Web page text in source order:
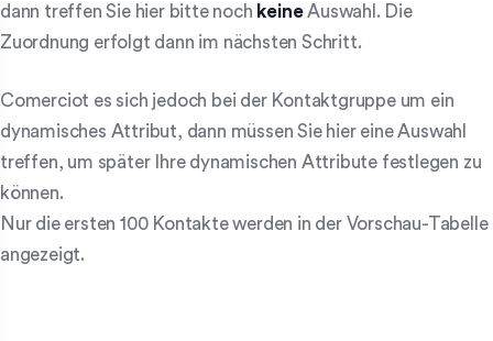
dann treffen Sie hier bitte noch keineAuswahl. Die
Zuordnung erfolgt dann im nächsten Schritt.
Comerciot es sich jedoch bei der Kontaktgruppe um ein
dynamisches Attribut, dann müssen Sie hier eine Auswahl
treffen, um später Ihre dynamischen Attribute festlegen zu
können.
Nur die ersten 100 Kontakte werden in der Vorschau-Tabelle
angezeigt.